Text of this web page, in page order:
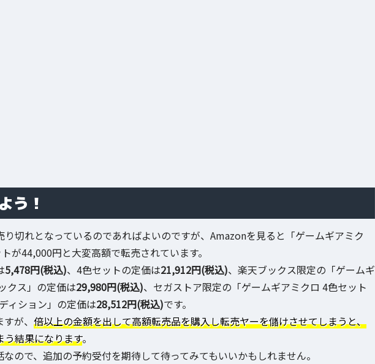
う！
切れとなっているのであればよいのですが、Amazonを見ると「ゲームギアミク
が44,000円と大変高額で転売されています。
5,478円(税込)、4色セットの定価は21,912円(税込)、楽天ブックス限定の「ゲームギ
クス」の定価は29,980円(税込)、セガストア限定の「ゲームギアミクロ 4色セット
ィション」の定価は28,512円(税込)です。
が、 倍以上の金額を出して高額転売品を購入し転売ヤーを儲けさせてしまうと、
結果になります。
ので、追加の予約受付を期待して待ってみてもいいかもしれません。